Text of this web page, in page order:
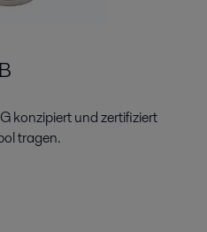
konzipiert und zertifiziert
tragen.